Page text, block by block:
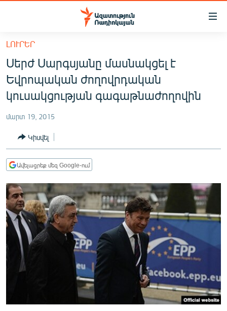
Մատչելիության
հիմնական
բովանդակությանը
Անցնել
հիմնական
մենյուին
ՀԱՅԱՍՏԱՆ
ՔԱՂԱՔԱԿԱՆ
ՀԱՍԱՐԱԿՈՒԹՅՈՒՆ
ՏՆՏԵՍՈՒԹՅՈՒՆ
ՂԱՐԱԲԱՂ
ՊԱՏԵՐԱԶՄԻ 6 ՇԱԲԱԹՆԵՐԸ
ՏԱՐԱԾԱՇՐՋԱՆ
ՄԻՋԱԶԳԱՅԻՆ
ՄՇԱԿՈՒՅԹ
ՍՊՈՐՏ
ՄԵԿՆԱԲԱՆՈՒԹՅՈՒՆ
ԼՈՒՐԵՐ
Սերժ Սարգսյանը մասնակցել է
Եվրոպական ժողովրդական
կուսակցության գագաթնաժողովին
մարտ 19, 2015
Կիսվել
Ավելացրեք մեզ Google-ում